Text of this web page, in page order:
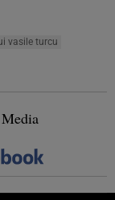
vasile turcu